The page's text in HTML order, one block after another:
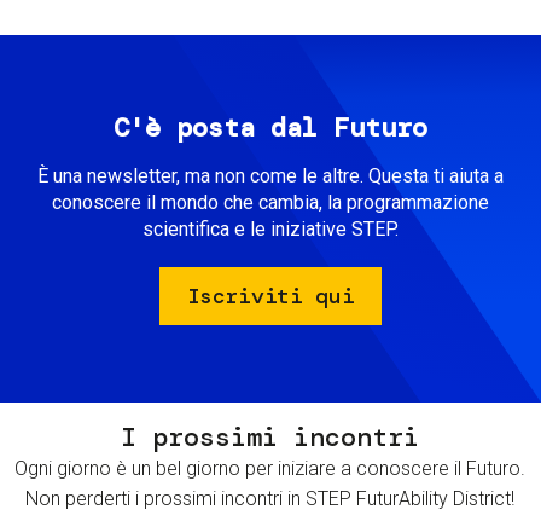
C'è posta dal Futuro
È una newsletter, ma non come le altre. Questa ti aiuta a
conoscere il mondo che cambia, la programmazione
scientifica e le iniziative STEP.
Iscriviti qui
I prossimi incontri
Ogni giorno è un bel giorno per iniziare a conoscere il Futuro.
Non perderti i prossimi incontri in STEP FuturAbility District!